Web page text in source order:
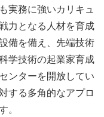
実務に強いカリキュ
力となる人材を育成
備を備え、先端技術
学技術の起業家育成
ンターを開放してい
する多角的なアプロ
。